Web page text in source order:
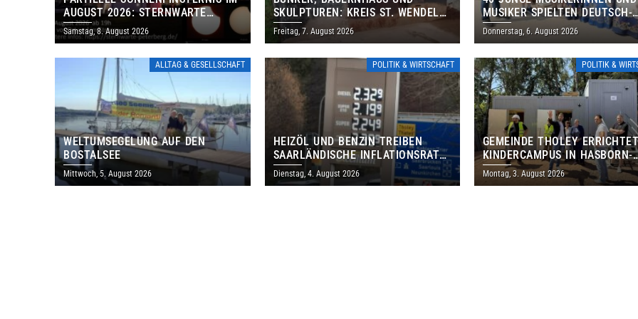
AUGUST 2026: STERNWARTE
PETERBERG ÖFFNET KOSTENLOS
IHRE TORE
Samstag, 8. August 2026
SKULPTUREN: KREIS ST. WENDEL
LÄDT ZUM TAG DES OFFENEN
DENKMALS EIN
Freitag, 7. August 2026
MUSIKER SPIELTEN DEUTSCH-
BRASILIANISCHES
THOLEY
Donnerstag, 6. August 2026
ALLTAG & GESELLSCHAFT
WELTUMSEGELUNG AUF DEN
BOSTALSEE
Mittwoch, 5. August 2026
POLITIK & WIRTSCHAFT
HEIZÖL UND BENZIN TREIBEN
SAARLÄNDISCHE INFLATIONSRATE
IM JULI AUF 3,2 PROZENT
Dienstag, 4. August 2026
POLITIK &
GEMEINDE THOLEY
KINDERCAMPUS IN HASBORN-
DAUTWEILER FÜR RUND 8,5
MILLIONEN EURO
Montag, 3. August 2026